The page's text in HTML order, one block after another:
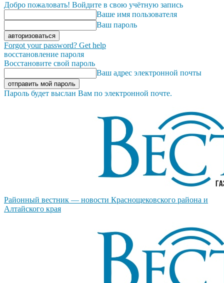
Добро пожаловать! Войдите в свою учётную запись
Ваше имя пользователя
Ваш пароль
Forgot your password? Get help
восстановление пароля
Восстановите свой пароль
Ваш адрес электронной почты
Пароль будет выслан Вам по электронной почте.
Районный вестник — новости Краснощековского района и
Алтайского края